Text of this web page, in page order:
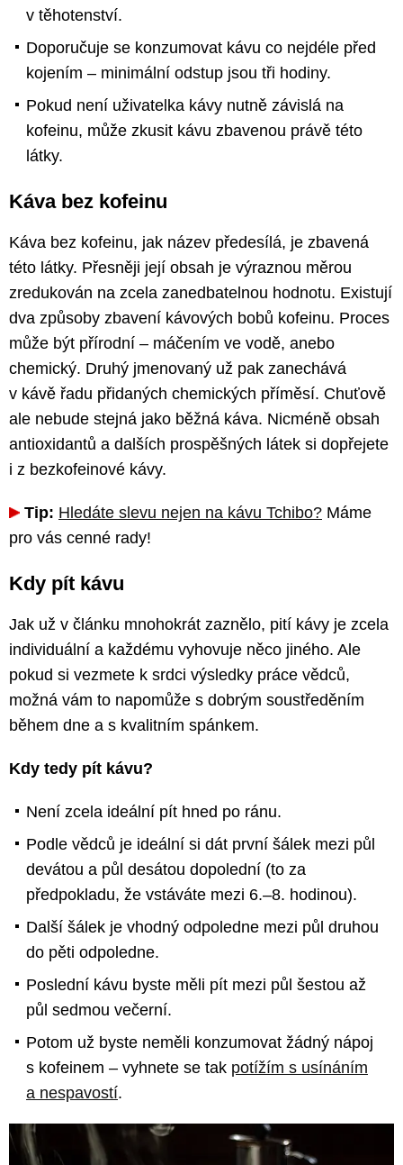
v těhotenství.
Doporučuje se konzumovat kávu co nejdéle před
kojením – minimální odstup jsou tři hodiny.
Pokud není uživatelka kávy nutně závislá na
kofeinu, může zkusit kávu zbavenou právě této
látky.
Káva bez kofeinu
Káva bez kofeinu, jak název předesílá, je zbavená
této látky. Přesněji její obsah je výraznou měrou
zredukován na zcela zanedbatelnou hodnotu. Existují
dva způsoby zbavení kávových bobů kofeinu. Proces
může být přírodní – máčením ve vodě, anebo
chemický. Druhý jmenovaný už pak zanechává
v kávě řadu přidaných chemických příměsí. Chuťově
ale nebude stejná jako běžná káva. Nicméně obsah
antioxidantů a dalších prospěšných látek si dopřejete
i z bezkofeinové kávy.
Tip: Hledáte slevu nejen na kávu Tchibo? Máme
pro vás cenné rady!
Kdy pít kávu
Jak už v článku mnohokrát zaznělo, pití kávy je zcela
individuální a každému vyhovuje něco jiného. Ale
pokud si vezmete k srdci výsledky práce vědců,
možná vám to napomůže s dobrým soustředěním
během dne a s kvalitním spánkem.
Kdy tedy pít kávu?
Není zcela ideální pít hned po ránu.
Podle vědců je ideální si dát první šálek mezi půl
devátou a půl desátou dopolední (to za
předpokladu, že vstáváte mezi 6.–8. hodinou).
Další šálek je vhodný odpoledne mezi půl druhou
do pěti odpoledne.
Poslední kávu byste měli pít mezi půl šestou až
půl sedmou večerní.
Potom už byste neměli konzumovat žádný nápoj
s kofeinem – vyhnete se tak potížím s usínáním
a nespavostí.